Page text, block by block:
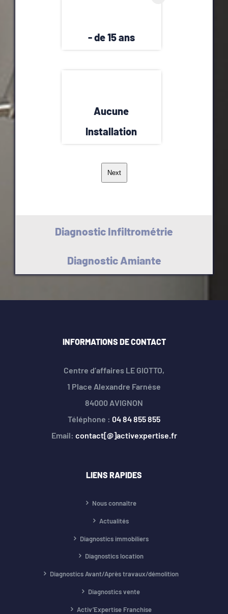
- de 15 ans
Aucune
Installation
Next
Diagnostic Infiltrométrie
Diagnostic Amiante
INFORMATIONS DE CONTACT
Centre d’affaires LE GIOTTO,
1 Place Alexandre Farnése
84000 AVIGNON
Téléphone : 04 84 855 855
Email: contact[@]activexpertise.fr
LIENS RAPIDES
Nous connaître
Actualités
Diagnostics immobiliers
Diagnostics location
Diagnostics Avant/Après travaux/démolition
Diagnostics vente
Activ’Expertise Franchise